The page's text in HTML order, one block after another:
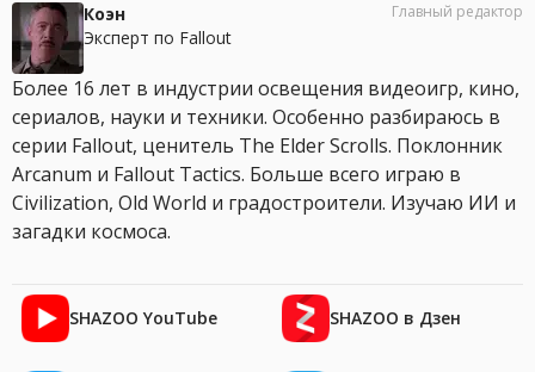
Коэн
Эксперт по Fallout
Главный редактор
Более 16 лет в индустрии освещения видеоигр, кино,
сериалов, науки и техники. Особенно разбираюсь в
серии Fallout, ценитель The Elder Scrolls. Поклонник
Arcanum и Fallout Tactics. Больше всего играю в
Civilization, Old World и градостроители. Изучаю ИИ и
загадки космоса.
SHAZOO YouTube SHAZOO в Дзен